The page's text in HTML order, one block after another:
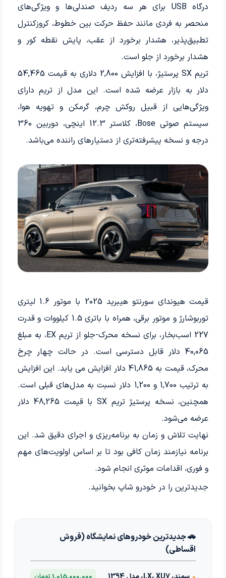
درگاه USB برای هر سه ردیف صندلی‌ها و ویژگی‌های
منحصر به فردی مانند حفظ حرکت بین خطوط، کروزکنترل
تطبیق‌پذیر، هشدار برخورد از عقب، پایش نقطه کور و
هشدار برخورد از جلو است.
تریم SX پرستیژ، با افزایش 2,800 دلاری به قیمت 54,465
دلار به بازار عرضه شده است. این مدل از تریم دارای
ویژگی‌هایی از قبیل روکش چرم، گرمکن و تهویه هوا،
سیستم صوتی Bose، کلاستر 12.3 اینچی، دوربین 360
درجه و نسخه پیشرفته‌تری از دستیارهای راننده می‌باشد.
قیمت هیوندای سورنتو هیبرید 2025 با موتور 1.6 لیتری
توربوشارژ و موتور برقی، همراه با باتری 1.5 کیلووات و قدرت
227 اسب‌بخار، برای نسخه محرک-جلو از تریم EX، به مبلغ
40,065 دلار قابل دسترسی است. در حالت چهار چرخ
محرک، قیمت به 41,865 دلار افزایش می یابد. این افزایش
به ترتیب 1,700 و 1,200 دلار نسبت به مدل‌های قبلی است.
همچنین، نسخه پرستیژ تریم SX با قیمت 48,265 دلار
عرضه می‌شود.
نهایت تلاش و زمان به برنامه‌ریزی و اجرای دقیق شد. این
برنامه نیازمند زمان کافی بود تا بر اساس اولویت‌های مهم
و فوری، اقدامات موثری انجام شود.
جدیدترین را در خودرو شاپ بخوانید.
🚗 جدیدترین خودروهای نمایشگاه (فروش
اقساطی)